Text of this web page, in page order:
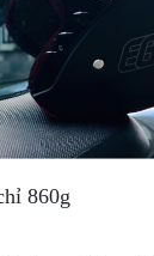
860g